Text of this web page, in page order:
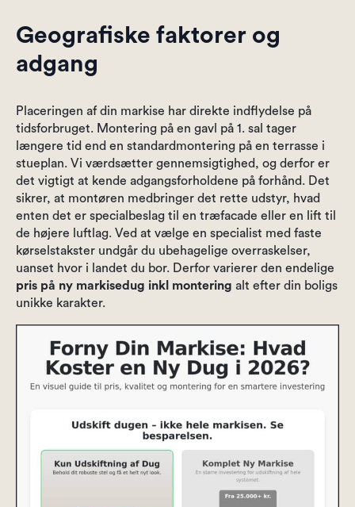
Geografiske faktorer og
adgang
Placeringen af din markise har direkte indflydelse på
tidsforbruget. Montering på en gavl på 1. sal tager
længere tid end en standardmontering på en terrasse i
stueplan. Vi værdsætter gennemsigtighed, og derfor er
det vigtigt at kende adgangsforholdene på forhånd. Det
sikrer, at montøren medbringer det rette udstyr, hvad
enten det er specialbeslag til en træfacade eller en lift til
de højere luftlag. Ved at vælge en specialist med faste
kørselstakster undgår du ubehagelige overraskelser,
uanset hvor i landet du bor. Derfor varierer den endelige
pris på ny markisedug inkl montering alt efter din boligs
unikke karakter.